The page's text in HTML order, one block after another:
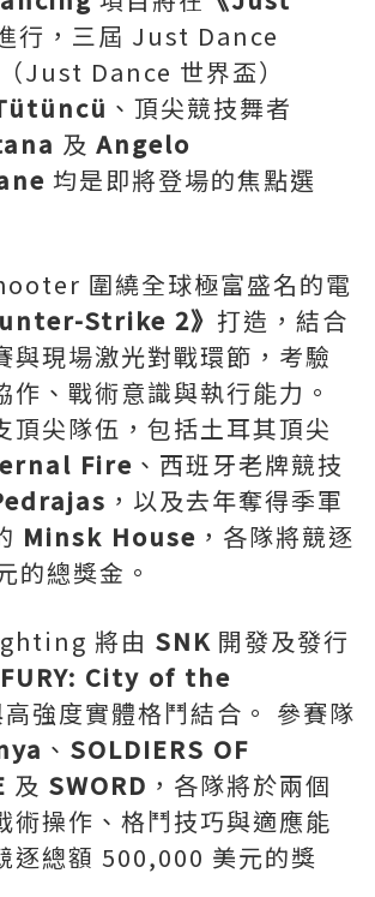
行，三屆 Just Dance
Just Dance 世界盃）
、頂尖競技舞者
及 Angelo
均是即將登場的焦點選
圍繞全球極富盛名的電
Strike 2》 打造，結合
與現場激光對戰環節，考驗
作、戰術意識與執行能力。
頂尖隊伍，包括土耳其頂尖
Fire 、西班牙老牌競技
，以及去年奪得季軍
Minsk House ，各隊將競逐
的總獎金。
將由 SNK 開發及發行
FURY: City of the
強度實體格鬥結合。 參賽隊
、 SOLDIERS OF
及 SWORD ，各隊將於兩個
術操作、格鬥技巧與適應能
逐總額 500,000 美元的獎